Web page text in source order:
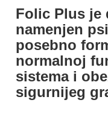
Folic Plus je
namenjen
posebno
normalnoj
sistema i
sigurnijeg